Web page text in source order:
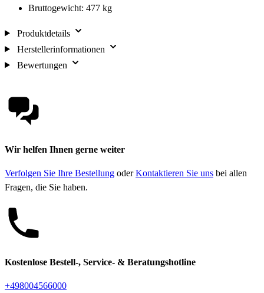
Bruttogewicht: 477 kg
Produktdetails
Herstellerinformationen
Bewertungen
Wir helfen Ihnen gerne weiter
Verfolgen Sie Ihre Bestellung oderKontaktieren Sie uns bei allen
Fragen, die Sie haben.
Kostenlose Bestell-, Service- & Beratungshotline
+498004566000